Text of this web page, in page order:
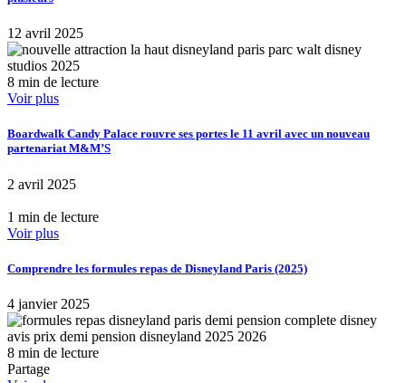
12 avril 2025
8 min de lecture
Voir plus
Boardwalk Candy Palace rouvre ses portes le 11 avril avec un nouveau
partenariat M&M’S
2 avril 2025
1 min de lecture
Voir plus
Comprendre les formules repas de Disneyland Paris (2025)
4 janvier 2025
8 min de lecture
Partage